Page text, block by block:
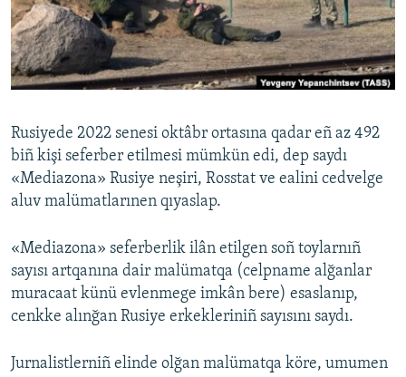
Русский
Українською
RFE/RS bütün saytları
Rusiyede 2022 senesi oktâbr ortasına qadar eñ az 492
biñ kişi seferber etilmesi mümkün edi, dep saydı
«Mediazona» Rusiye neşiri, Rosstat ve ealini cedvelge
aluv malümatlarınen qıyaslap.
«Mediazona» seferberlik ilân etilgen soñ toylarnıñ
sayısı artqanına dair malümatqa (celpname alğanlar
muracaat künü evlenmege imkân bere) esaslanıp,
cenkke alınğan Rusiye erkekleriniñ sayısını saydı.
Jurnalistlerniñ elinde olğan malümatqa köre, umumen